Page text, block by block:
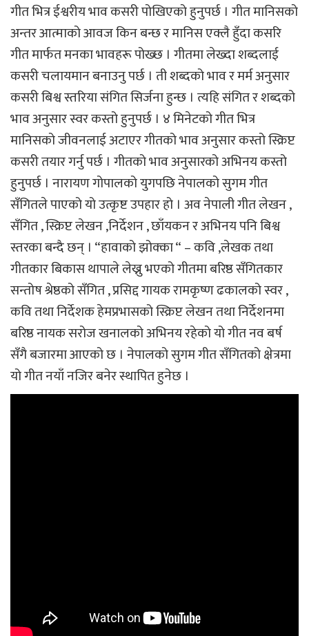
गीत भित्र ईश्वरीय भाव कसरी पोखिएको हुनुपर्छ । गीत मानिसको
अन्तर आत्माको आवज किन बन्छ र मानिस एक्लै हुँदा कसरि
गीत मार्फत मनका भावहरू पोख्छ । गीतमा लेख्दा शब्दलाई
कसरी चलायमान बनाउनु पर्छ । ती शब्दको भाव र मर्म अनुसार
कसरी बिश्व स्तरिया संगित सिर्जना हुन्छ । त्यहि संगित र शब्दको
भाव अनुसार स्वर कस्तो हुनुपर्छ । ४ मिनेटको गीत भित्र
मानिसको जीवनलाई अटाएर गीतको भाव अनुसार कस्तो स्क्रिप्ट
कसरी तयार गर्नु पर्छ । गीतको भाव अनुसारको अभिनय कस्तो
हुनुपर्छ । नारायण गोपालको युगपछि नेपालको सुगम गीत
सँगितले पाएको यो उत्कृष्ट उपहार हो । अव नेपाली गीत लेखन ,
सँगित , स्क्रिप्ट लेखन ,निर्देशन , छाँयकन र अभिनय पनि बिश्व
स्तरका बन्दै छन् । “हावाको झोक्का “ – कवि ,लेखक तथा
गीतकार बिकास थापाले लेख्नु भएको गीतमा बरिष्ठ सँगितकार
सन्तोष श्रेष्ठको सँगित , प्रसिद्द गायक रामकृष्ण ढकालको स्वर ,
कवि तथा निर्देशक हेमप्रभासको स्क्रिप्ट लेखन तथा निर्देशनमा
बरिष्ठ नायक सरोज खनालको अभिनय रहेको यो गीत नव बर्ष
सँगै बजारमा आएको छ । नेपालको सुगम गीत सँगितको क्षेत्रमा
यो गीत नयाँ नजिर बनेर स्थापित हुनेछ ।